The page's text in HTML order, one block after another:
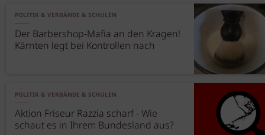
POLITIK & VERBÄNDE & SCHULEN
Der Barbershop-Mafia an den Kragen!
Kärnten legt bei Kontrollen nach
POLITIK & VERBÄNDE & SCHULEN
Aktion Friseur Razzia scharf - Wie
schaut es in Ihrem Bundesland aus?